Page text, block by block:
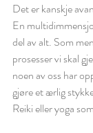
Det er kanskje
En
del av alt. Som
prosesser vi skal
noen av oss har
gjøre et ærlig
Reiki eller yoga